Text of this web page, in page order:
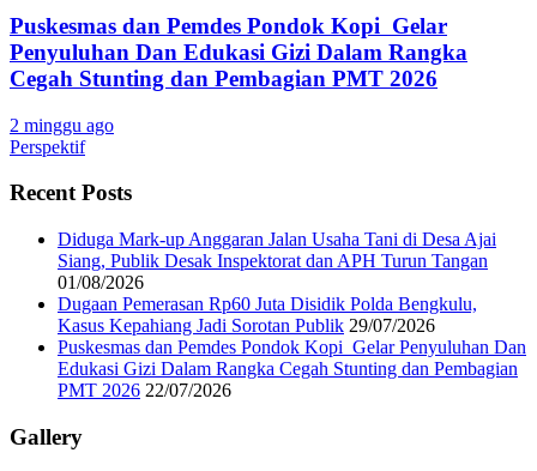
Puskesmas dan Pemdes Pondok Kopi Gelar
Penyuluhan Dan Edukasi Gizi Dalam Rangka
Cegah Stunting dan Pembagian PMT 2026
2 minggu ago
Perspektif
Recent Posts
Diduga Mark-up Anggaran Jalan Usaha Tani di Desa Ajai
Siang, Publik Desak Inspektorat dan APH Turun Tangan
01/08/2026
Dugaan Pemerasan Rp60 Juta Disidik Polda Bengkulu,
Kasus Kepahiang Jadi Sorotan Publik 29/07/2026
Puskesmas dan Pemdes Pondok Kopi Gelar Penyuluhan Dan
Edukasi Gizi Dalam Rangka Cegah Stunting dan Pembagian
PMT 2026 22/07/2026
Gallery